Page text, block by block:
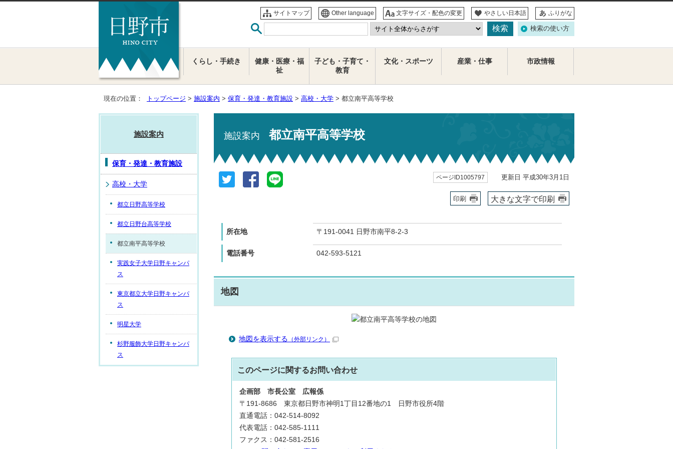
サイトマップ Other language 文字サイズ・配色の変更 やさしい日本語 ふりがな
検索の使い方
くらし・手続き
健康・医療・福
祉
子ども・子育て・
教育
文化・スポーツ 産業・仕事 市政情報
現在の位置： トップページ > 施設案内 > 保育・発達・教育施設 > 高校・大学 > 都立南平高等学校
施設案内 都立南平高等学校
ページID1005797 更新日 平成30年3月1日
印刷 大きな文字で印刷
所在地 〒191-0041 日野市南平8-2-3
電話番号 042-593-5121
地図
地図を表示する （外部リンク）
このページに関するお問い合わせ
企画部 市長公室 広報係
〒191-8686 東京都日野市神明1丁目12番地の1 日野市役所4階
直通電話：042-514-8092
代表電話：042-585-1111
ファクス：042-581-2516
施設案内
保育・発達・教育施設
高校・大学
都立日野高等学校
都立日野台高等学校
都立南平高等学校
実践女子大学日野キャンパ
ス
東京都立大学日野キャンパ
ス
明星大学
杉野服飾大学日野キャンパ
ス